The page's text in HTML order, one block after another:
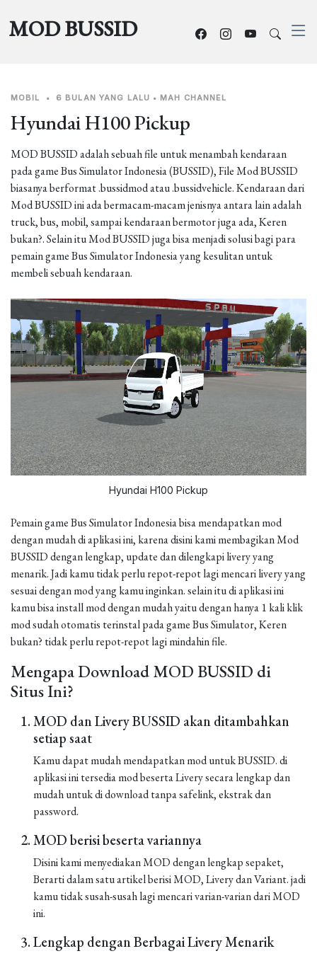
MOD BUSSID
MOBIL • 6 BULAN YANG LALU • MAH CHANNEL
Hyundai H100 Pickup
MOD BUSSID adalah sebuah file untuk menambah kendaraan
pada game Bus Simulator Indonesia (BUSSID), File Mod BUSSID
biasanya berformat .bussidmod atau .bussidvehicle. Kendaraan dari
Mod BUSSID ini ada bermacam-macam jenisnya antara lain adalah
truck, bus, mobil, sampai kendaraan bermotor juga ada, Keren
bukan?. Selain itu Mod BUSSID juga bisa menjadi solusi bagi para
pemain game Bus Simulator Indonesia yang kesulitan untuk
membeli sebuah kendaraan.
Hyundai H100 Pickup
Pemain game Bus Simulator Indonesia bisa mendapatkan mod
dengan mudah di aplikasi ini, karena disini kami membagikan Mod
BUSSID dengan lengkap, update dan dilengkapi livery yang
menarik. Jadi kamu tidak perlu repot-repot lagi mencari livery yang
sesuai dengan mod yang kamu inginkan. selain itu di aplikasi ini
kamu bisa install mod dengan mudah yaitu dengan hanya 1 kali klik
mod sudah otomatis terinstal pada game Bus Simulator, Keren
bukan? tidak perlu repot-repot lagi mindahin file.
Mengapa Download MOD BUSSID di
Situs Ini?
MOD dan Livery BUSSID akan ditambahkan
setiap saat
Kamu dapat mudah mendapatkan mod untuk BUSSID. di
aplikasi ini tersedia mod beserta Livery secara lengkap dan
mudah untuk di download tanpa safelink, ekstrak dan
password.
MOD berisi beserta variannya
Disini kami menyediakan MOD dengan lengkap sepaket,
Berarti dalam satu artikel berisi MOD, Livery dan Variant. jadi
kamu tidak susah-susah lagi mencari varian-varian dari MOD
ini.
Lengkap dengan Berbagai Livery Menarik